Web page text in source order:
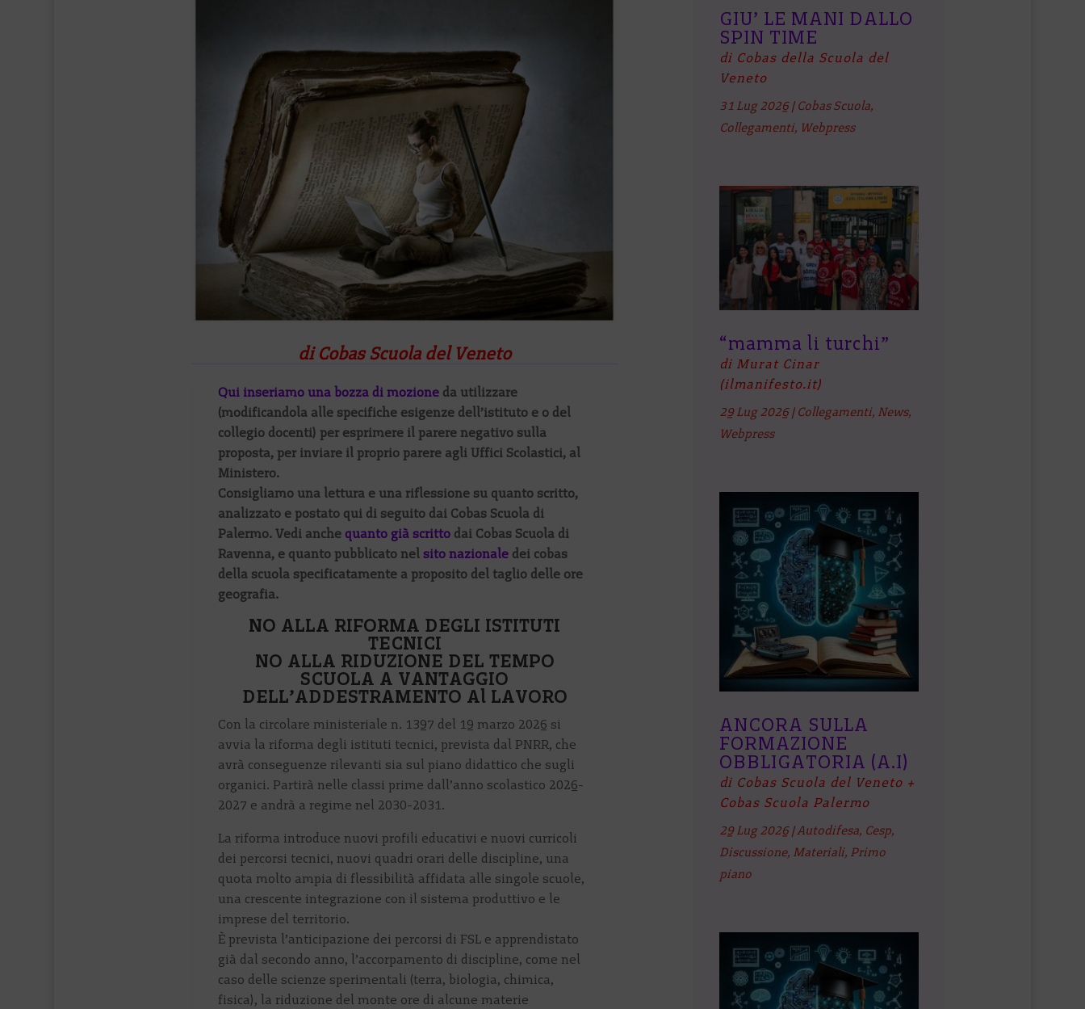
di Cobas Scuola del Veneto
Qui inseriamo una bozza di mozioneda utilizzare
(modificandola alle specifiche esigenze dell’istituto e o del
collegio docenti) per esprimere il parere negativo sulla
proposta, per inviare il proprio parere agli Uffici Scolastici, al
Ministero.
Consigliamo una lettura e una riflessione su quanto scritto,
analizzato e postato qui di seguito dai Cobas Scuola di
Palermo. Vedi anche quanto già scrittodai Cobas Scuola di
Ravenna, e quanto pubblicato nel sito nazionaledei cobas
della scuola specificatamente a proposito del taglio delle ore
geografia.
NO ALLA RIFORMA DEGLI ISTITUTI
TECNICI
NO ALLA RIDUZIONE DEL TEMPO
SCUOLA A VANTAGGIO
DELL’ADDESTRAMENTO Al LAVORO
Con la circolare ministeriale n. 1397 del 19 marzo 2026 si
avvia la riforma degli istituti tecnici, prevista dal PNRR, che
avrà conseguenze rilevanti sia sul piano didattico che sugli
organici. Partirà nelle classi prime dall’anno scolastico 2026-
2027 e andrà a regime nel 2030-2031.
La riforma introduce nuovi profili educativi e nuovi curricoli
dei percorsi tecnici, nuovi quadri orari delle discipline, una
quota molto ampia di flessibilità affidata alle singole scuole,
una crescente integrazione con il sistema produttivo e le
imprese del territorio.
È prevista l’anticipazione dei percorsi di FSL e apprendistato
già dal secondo anno, l’accorpamento di discipline, come nel
caso delle scienze sperimentali (terra, biologia, chimica,
fisica), la riduzione del monte ore di alcune materie
GIU’ LE MANI DALLO
SPIN TIME
di Cobas della Scuola del
Veneto
31 Lug 2026| Cobas Scuola,
Collegamenti, Webpress
“mamma li turchi”
di Murat Cinar
(ilmanifesto.it)
29 Lug 2026| Collegamenti, News,
Webpress
ANCORA SULLA
FORMAZIONE
OBBLIGATORIA (A.I)
di Cobas Scuola del Veneto +
Cobas Scuola Palermo
29 Lug 2026|Autodifesa, Cesp,
Discussione, Materiali, Primo
piano